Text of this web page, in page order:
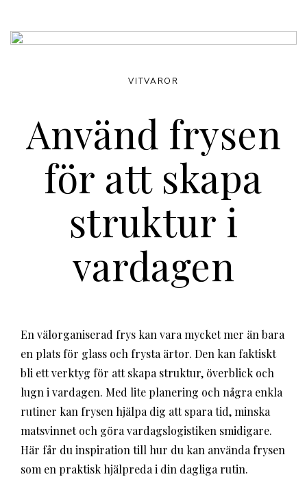
Använd frysen
för att skapa
struktur i
vardagen
VITVAROR
En välorganiserad frys kan vara mycket mer än bara
en plats för glass och frysta ärtor. Den kan faktiskt
bli ett verktyg för att skapa struktur, överblick och
lugn i vardagen. Med lite planering och några enkla
rutiner kan frysen hjälpa dig att spara tid, minska
matsvinnet och göra vardagslogistiken smidigare.
Här får du inspiration till hur du kan använda frysen
som en praktisk hjälpreda i din dagliga rutin.